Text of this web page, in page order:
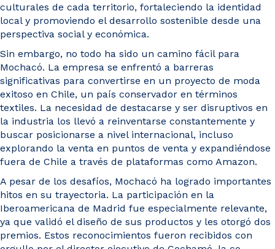
culturales de cada territorio, fortaleciendo la identidad
local y promoviendo el desarrollo sostenible desde una
perspectiva social y económica.
Sin embargo, no todo ha sido un camino fácil para
Mochacó. La empresa se enfrentó a barreras
significativas para convertirse en un proyecto de moda
exitoso en Chile, un país conservador en términos
textiles. La necesidad de destacarse y ser disruptivos en
la industria los llevó a reinventarse constantemente y
buscar posicionarse a nivel internacional, incluso
explorando la venta en puntos de venta y expandiéndose
fuera de Chile a través de plataformas como Amazon.
A pesar de los desafíos, Mochacó ha logrado importantes
hitos en su trayectoria. La participación en la
Iberoamericana de Madrid fue especialmente relevante,
ya que validó el diseño de sus productos y les otorgó dos
premios. Estos reconocimientos fueron recibidos con